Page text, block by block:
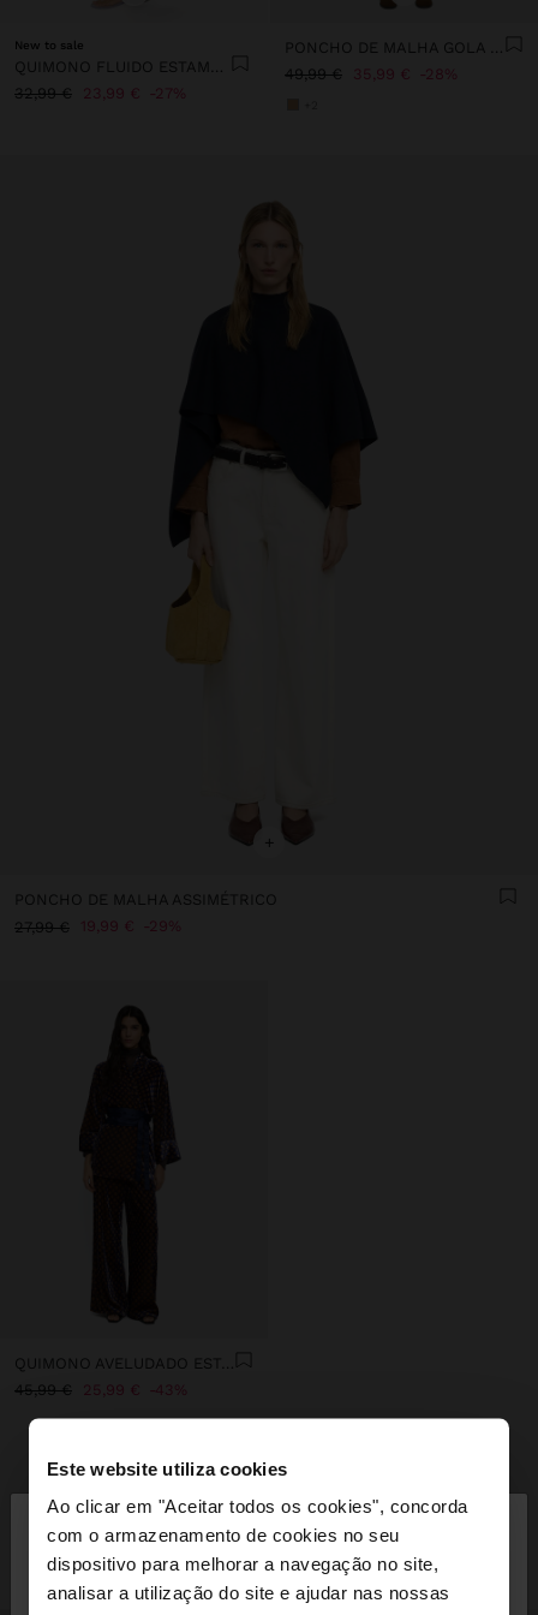
Este website utiliza cookies
Ao clicar em "Aceitar todos os cookies", concorda
com o armazenamento de cookies no seu
dispositivo para melhorar a navegação no site,
analisar a utilização do site e ajudar nas nossas
Está a aceder ao site a partir de Portugal. Deseja
New to sale
QUIMONO FLUIDO ESTAMPADO
32,99 € 23,99 € 27%
PONCHO DE MALHA GOLA EFEITO PELO
49,99 € 35,99 € 28%
+
PONCHO DE MALHA ASSIMÉTRICO
27,99 € 19,99 € 29%
QUIMONO AVELUDADO ESTAMPADO DE CÍRCULOS
45,99 € 25,99 € 43%
INSPIRE-SE
Descubra novas ideias de styling e
explore a nossa nova coleção.